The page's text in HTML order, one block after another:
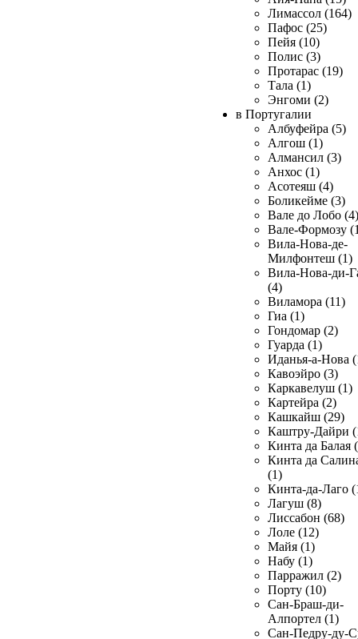
Лимассол (164)
Пафос (25)
Пейя (10)
Полис (3)
Протарас (19)
Тала (1)
Энгоми (2)
в Португалии
Албуфейра (5)
Алгош (1)
Алмансил (3)
Анхос (1)
Асотеяш (4)
Боликейме (3)
Вале до Лобо (4)
Вале-Формозу
Вила-Нова-де-
Милфонтеш (1)
Вила-Нова-ди-
(4)
Виламора (11)
Гиа (1)
Гондомар (2)
Гуарда (1)
Иданья-а-Нова
Кавоэйро (3)
Каркавелуш (1)
Картейра (2)
Кашкайш (29)
Каштру-Дайри
Кинта да Балая
Кинта да
(1)
Кинта-да-Лаго
Лагуш (8)
Лиссабон (68)
Лоле (12)
Майя (1)
Набу (1)
Парражил (2)
Порту (10)
Сан-Браш-ди-
Алпортел (1)
Сан-Педру-ду-